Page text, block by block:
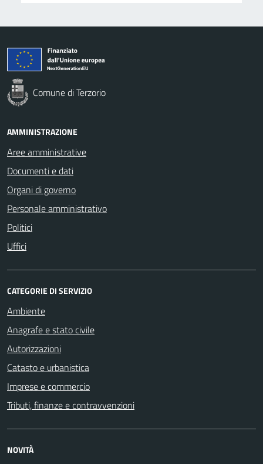
Comune di Terzorio
AMMINISTRAZIONE
Aree amministrative
Documenti e dati
Organi di governo
Personale amministrativo
Politici
Uffici
CATEGORIE DI SERVIZIO
Ambiente
Anagrafe e stato civile
Autorizzazioni
Catasto e urbanistica
Imprese e commercio
Tributi, finanze e contravvenzioni
NOVITÀ